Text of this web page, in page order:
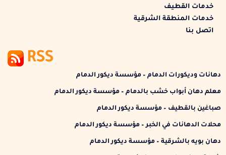
خدمات القطيف
خدمات المنطقة الشرقية
اتصل بنا
RSS
دهانات وديكورات الدمام – مؤسسة ديكور الدمام
معلم دهان أبواب خشب بالدمام – مؤسسة ديكور الدمام
صباغين بالقطيف – مؤسسة ديكور الدمام
محلات الدهانات في الخبر – مؤسسة ديكور الدمام
دهان بويه بالشرقية – مؤسسة ديكور الدمام